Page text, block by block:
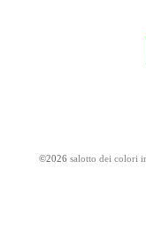
©2026 salotto dei colori